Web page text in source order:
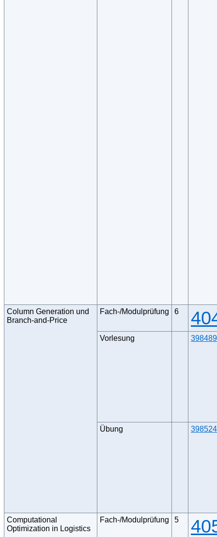
Column Generation und
Branch-and-Price
Fach-/Modulprüfung 6
Vorlesung 398489
Übung 398524
Computational
Optimization in Logistics
Fach-/Modulprüfung 5